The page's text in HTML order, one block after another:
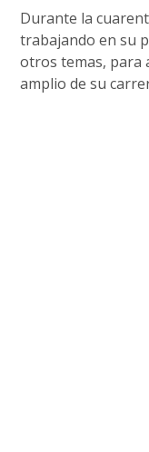
Durante la
trabajando en su
otros temas, para
amplio de su